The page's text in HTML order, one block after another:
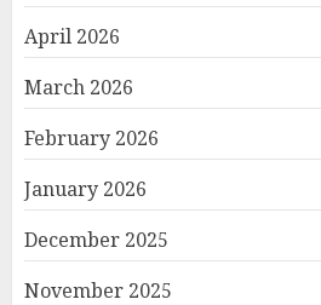
April 2026
March 2026
February 2026
January 2026
December 2025
November 2025